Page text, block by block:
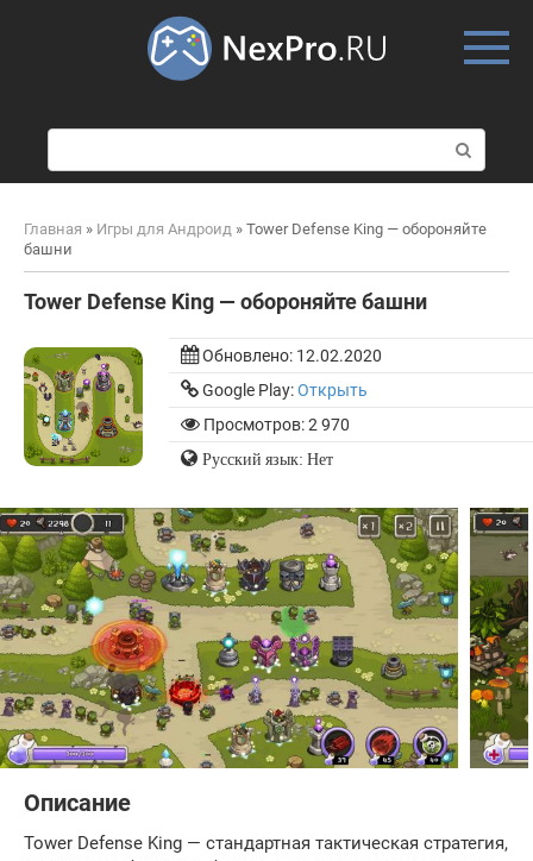
о
и
к
Главная » Игры для Андроид » Tower Defense King — обороняйте
башни
Tower Defense King — обороняйте башни
Обновлено: 12.02.2020
Google Play:Открыть
Просмотров: 2 970
Русский язык: Нет
Описание
Tower Defense King — стандартная тактическая стратегия,